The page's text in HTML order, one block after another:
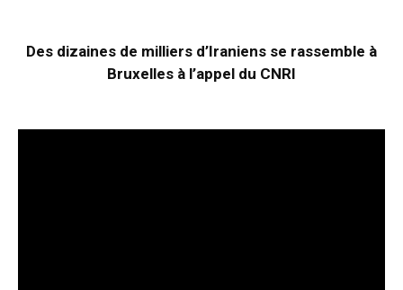
Des dizaines de milliers d’Iraniens se rassemble à
Bruxelles à l’appel du CNRI